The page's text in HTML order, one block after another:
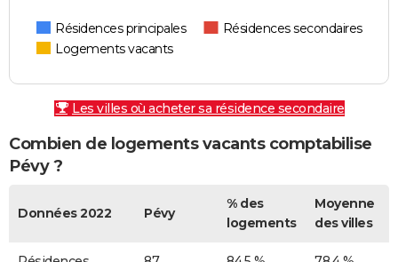
Résidences principales
Résidences secondaires
Logements vacants
Les villes où acheter sa résidence secondaire
Combien de logements vacants comptabilise
Pévy ?
Données 2022 Pévy
% des
logements
Moyenne
des villes